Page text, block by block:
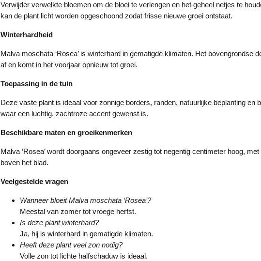
Verwijder verwelkte bloemen om de bloei te verlengen en het geheel netjes te
kan de plant licht worden opgeschoond zodat frisse nieuwe groei ontstaat.
Winterhardheid
Malva moschata ‘Rosea’ is winterhard in gematigde klimaten. Het bovengrondse
af en komt in het voorjaar opnieuw tot groei.
Toepassing in de tuin
Deze vaste plant is ideaal voor zonnige borders, randen, natuurlijke beplanting en
waar een luchtig, zachtroze accent gewenst is.
Beschikbare maten en groeikenmerken
Malva ‘Rosea’ wordt doorgaans ongeveer zestig tot negentig centimeter hoog,
boven het blad.
Veelgestelde vragen
Wanneer bloeit Malva moschata ‘Rosea’?
Meestal van zomer tot vroege herfst.
Is deze plant winterhard?
Ja, hij is winterhard in gematigde klimaten.
Heeft deze plant veel zon nodig?
Volle zon tot lichte halfschaduw is ideaal.